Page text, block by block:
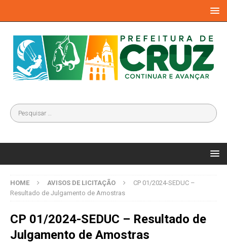
HOME AVISOS DE LICITAÇÃO
CP 01/2024-SEDUC –
Resultado de Julgamento de Amostras
CP 01/2024-SEDUC – Resultado de
Julgamento de Amostras